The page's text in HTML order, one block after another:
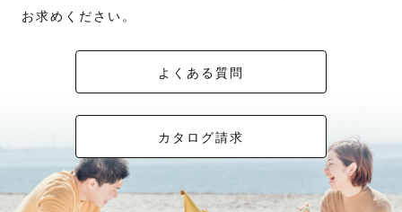
お求めください。
よくある質問
カタログ請求